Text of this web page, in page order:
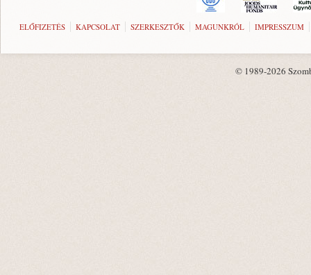
ELŐFIZETÉS KAPCSOLAT SZERKESZTŐK MAGUNKRÓL IMPRESSZUM
© 1989-2026